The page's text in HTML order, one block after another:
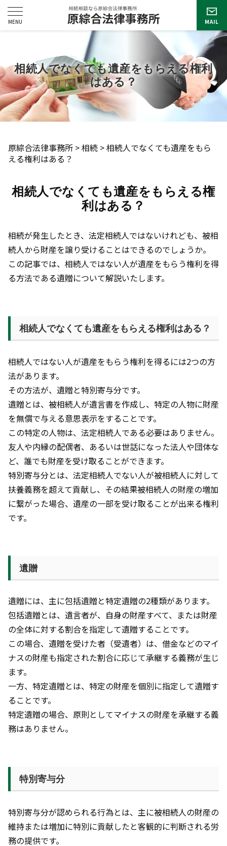
相続人でなくても遺産をもらえる権利
はある？
原綜合法律事務所 >相続 >相続人でなくても遺産をもら
える権利はある？
相続人でなくても遺産をもらえる権
利はある？
相続が発生したとき、法定相続人ではないけれども、被相
続人から財産を譲り受けることはできるのでしょうか。
この記事では、相続人ではない人が遺産をもらう権利を得
る方法である遺贈について解説いたします。
相続人でなくても遺産をもらえる権利はある？
相続人ではない人が遺産をもらう権利を得るには2つの方
法があります。
その方法が、遺贈と特別寄与分です。
遺贈とは、被相続人が遺言書を作成し、特定の人物に財産
を無償で与える意思表示をすることです。
この特定の人物は、法定相続人である必要はありません。
友人や内縁の配偶者、あるいは世話になった法人や団体な
ど、誰でも財産を受け取ることができます。
特別寄与分とは、法定相続人でない人が被相続人に対して
扶養義務を超えて貢献し、その結果被相続人の財産の増加
に繋がった場合、遺産の一部を受け取ることが出来る権利
です。
遺贈
遺贈には、主に包括遺贈と特定遺贈の2種類があります。
包括遺贈とは、遺言者が、自身の財産すべて、または財産
の全体に対する割合を指定して遺贈することです。
この場合、遺贈を受けた者（受遺者）は、借金などのマイ
ナスの財産も指定された割合に応じて承継する義務が生じ
ます。
一方、特定遺贈とは、特定の財産を個別に指定して遺贈す
ることです。
特定遺贈の場合、原則としてマイナスの財産を承継する義
務はありません。
特別寄与分
特別寄与分が認められる行為とは、主に被相続人の財産の
維持または増加に特別に貢献したと客観的に判断される労
務の提供です。